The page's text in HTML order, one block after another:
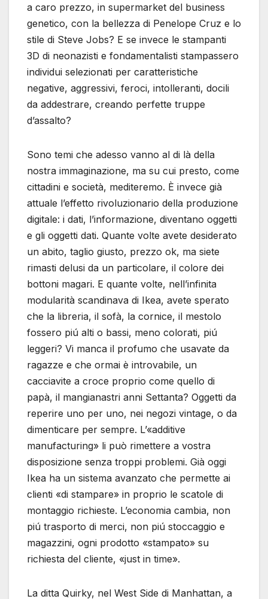
a caro prezzo, in supermarket del business
genetico, con la bellezza di Penelope Cruz e lo
stile di Steve Jobs? E se invece le stampanti
3D di neonazisti e fondamentalisti stampassero
individui selezionati per caratteristiche
negative, aggressivi, feroci, intolleranti, docili
da addestrare, creando perfette truppe
d’assalto?
Sono temi che adesso vanno al di là della
nostra immaginazione, ma su cui presto, come
cittadini e società, mediteremo. È invece già
attuale l’effetto rivoluzionario della produzione
digitale: i dati, l’informazione, diventano oggetti
e gli oggetti dati. Quante volte avete desiderato
un abito, taglio giusto, prezzo ok, ma siete
rimasti delusi da un particolare, il colore dei
bottoni magari. E quante volte, nell’infinita
modularità scandinava di Ikea, avete sperato
che la libreria, il sofà, la cornice, il mestolo
fossero piú alti o bassi, meno colorati, piú
leggeri? Vi manca il profumo che usavate da
ragazze e che ormai è introvabile, un
cacciavite a croce proprio come quello di
papà, il mangianastri anni Settanta? Oggetti da
reperire uno per uno, nei negozi vintage, o da
dimenticare per sempre. L’«additive
manufacturing» li può rimettere a vostra
disposizione senza troppi problemi. Già oggi
Ikea ha un sistema avanzato che permette ai
clienti «di stampare» in proprio le scatole di
montaggio richieste. L’economia cambia, non
piú trasporto di merci, non piú stoccaggio e
magazzini, ogni prodotto «stampato» su
richiesta del cliente, «just in time».
La ditta Quirky, nel West Side di Manhattan, a